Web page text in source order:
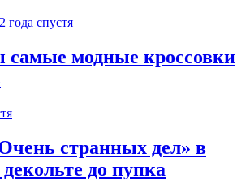
2 года спустя
самые модные кроссовки
странных дел» в
до пупка